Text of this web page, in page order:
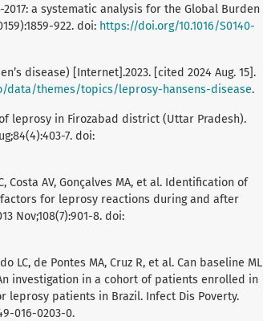
a systematic analysis for the Global Burden
922. doi: https://doi.org/10.1016/S0140-
disease) [Internet].2023. [cited 2024 Aug. 15].
data/themes/topics/leprosy-hansens-disease.
of leprosy in Firozabad district (Uttar Pradesh).
7. doi:
Costa AV, Gonçalves MA, et al. Identification of
for leprosy reactions during and after
Nov;108(7):901-8. doi:
LC, de Pontes MA, Cruz R, et al. Can baseline ML
investigation in a cohort of patients enrolled in
patients in Brazil. Infect Dis Poverty.
016-0203-0.